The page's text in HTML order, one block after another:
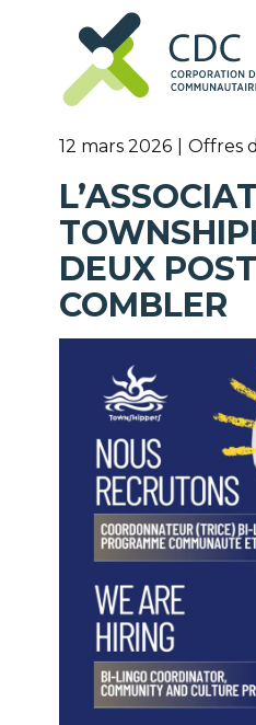
12 mars 2026 Offres
DEUX
COMBLER